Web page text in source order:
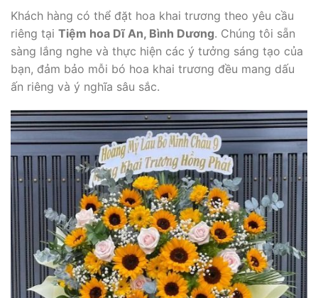
Khách hàng có thể đặt hoa khai trương theo yêu cầu
riêng tại Tiệm hoa Dĩ An, Bình Dương. Chúng tôi sẵn
sàng lắng nghe và thực hiện các ý tưởng sáng tạo của
bạn, đảm bảo mỗi bó hoa khai trương đều mang dấu
ấn riêng và ý nghĩa sâu sắc.